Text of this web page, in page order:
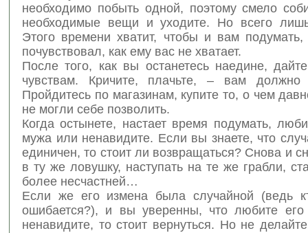
необходимо побыть одной, поэтому смело
необходимые вещи и уходите. Но всего
Этого времени хватит, чтобы и вам
почувствовал, как ему вас не хватает.
После того, как вы останетесь наедине,
чувствам. Кричите, плачьте, – вам должно
Пройдитесь по магазинам, купите то, о чем
не могли себе позволить.
Когда остынете, настает время подумать,
мужа или ненавидите. Если вы знаете, что
единичен, то стоит ли возвращаться? Снова и
в ту же ловушку, наступать на те же грабли,
более несчастней…
Если же его измена была случайной (ведь
ошибается?), и вы уверенны, что любите
ненавидите, то стоит вернуться. Но не